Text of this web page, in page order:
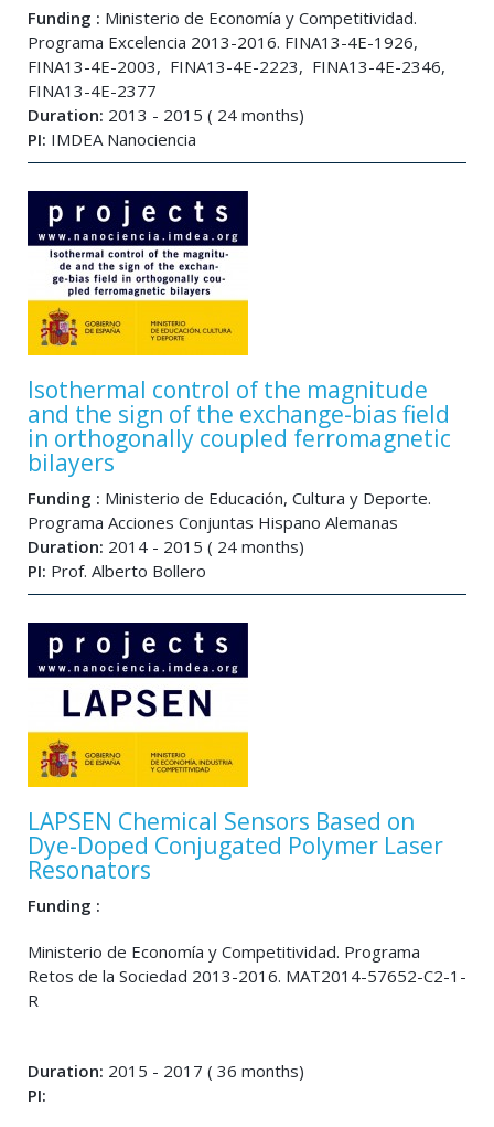
Funding : Ministerio de Economía y Competitividad.
Programa Excelencia 2013-2016. FINA13-4E-1926,
FINA13-4E-2003, FINA13-4E-2223, FINA13-4E-2346,
FINA13-4E-2377
Duration: 2013 - 2015 ( 24 months)
PI: IMDEA Nanociencia
Isothermal control of the magnitude
and the sign of the exchange-bias field
in orthogonally coupled ferromagnetic
bilayers
Funding : Ministerio de Educación, Cultura y Deporte.
Programa Acciones Conjuntas Hispano Alemanas
Duration: 2014 - 2015 ( 24 months)
PI: Prof. Alberto Bollero
LAPSEN Chemical Sensors Based on
Dye-Doped Conjugated Polymer Laser
Resonators
Funding :
Ministerio de Economía y Competitividad. Programa
Retos de la Sociedad 2013-2016. MAT2014-57652-C2-1-
R
Duration: 2015 - 2017 ( 36 months)
PI: